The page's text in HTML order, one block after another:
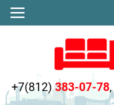
+7(812) 383-07-78,